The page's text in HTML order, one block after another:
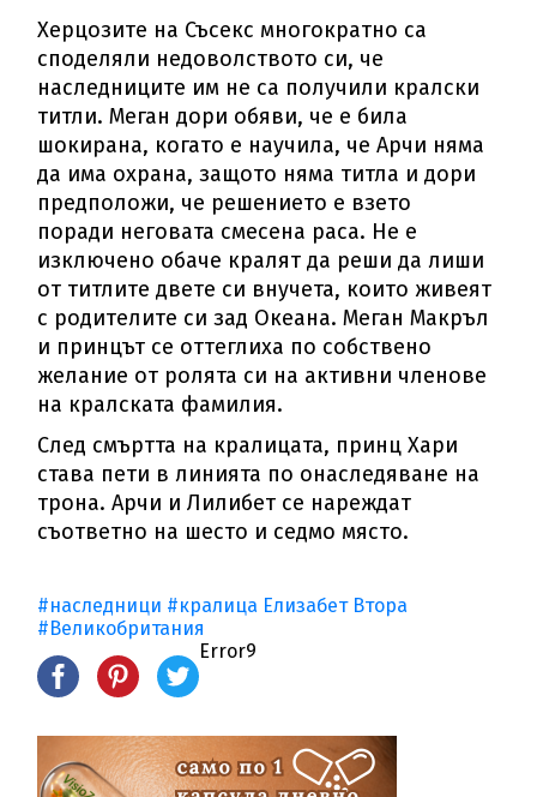
Херцозите на Съсекс многократно са
споделяли недоволството си, че
наследниците им не са получили кралски
титли. Меган дори обяви, че е била
шокирана, когато е научила, че Арчи няма
да има охрана, защото няма титла и дори
предположи, че решението е взето
поради неговата смесена раса. Не е
изключено обаче кралят да реши да лиши
от титлите двете си внучета, които живеят
с родителите си зад Океана. Меган Макръл
и принцът се оттеглиха по собствено
желание от ролята си на активни членове
на кралската фамилия.
След смъртта на кралицата, принц Хари
става пети в линията по онаследяване на
трона. Арчи и Лилибет се нареждат
съответно на шесто и седмо място.
#наследници #кралица Елизабет Втора
#Великобритания
Error9